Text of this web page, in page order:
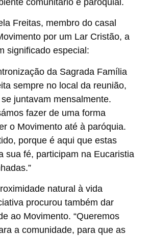
comunitário e paroquial.
Freitas, membro do casal
por um Lar Cristão, a
significado especial:
da Sagrada Família
sempre no local da reunião,
juntavam mensalmente.
fazer de uma forma
o Movimento até à paróquia.
porque é aqui que estas
sua fé, participam na Eucaristia
natural à vida
procurou também dar
ao Movimento. “Queremos
a comunidade, para que as